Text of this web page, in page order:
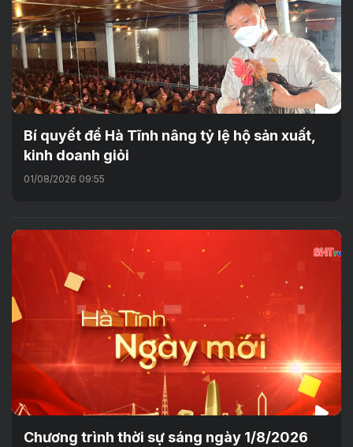
Bí quyết để Hà Tĩnh nâng tỷ lệ hộ sản xuất,
kinh doanh giỏi
01/08/2026 09:55
Chương trình thời sự sáng ngày 1/8/2026